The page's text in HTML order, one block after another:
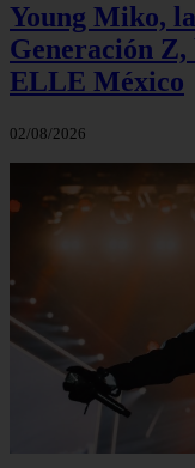
Young Miko,
Generación
ELLE México
02/08/2026